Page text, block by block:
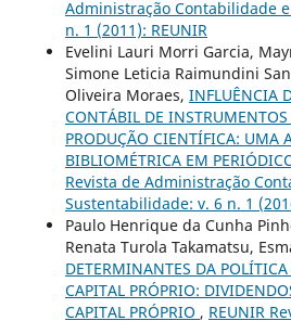
Administração Contabilidade
n. 1 (2011): REUNIR
Evelini Lauri Morri Garcia,
Simone Leticia Raimundini
Oliveira Moraes, INFLUÊNCIA
CONTÁBIL DE
PRODUÇÃO CIENTÍFICA: UMA
BIBLIOMÉTRICA EM
Revista de Administração
Sustentabilidade: v. 6 n. 1
Paulo Henrique da Cunha
Renata Turola Takamatsu,
DETERMINANTES DA
CAPITAL PRÓPRIO:
CAPITAL PRÓPRIO , REUNIR